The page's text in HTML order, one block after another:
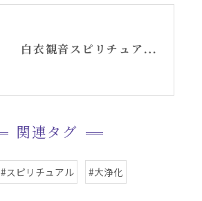
白衣観音スピリチュアル女神開花チーム活動記録YouTube②
関連タグ
#スピリチュアル #大浄化